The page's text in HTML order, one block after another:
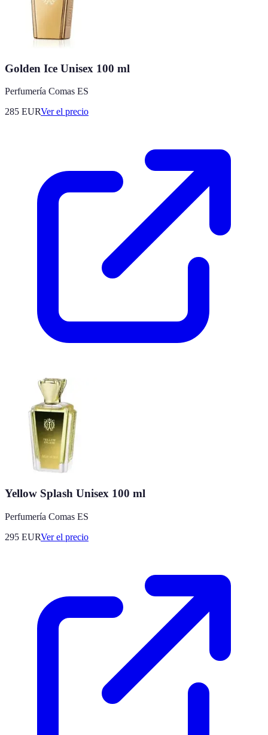
Golden Ice Unisex 100 ml
Perfumería Comas ES
285 EURVer el precio
Yellow Splash Unisex 100 ml
Perfumería Comas ES
295 EURVer el precio